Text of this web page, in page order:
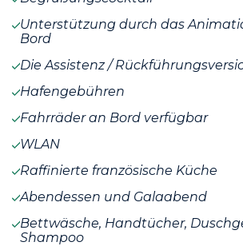
Unterstützung durch das
Bord
Die Assistenz /
Hafengebühren
Fahrräder an Bord verfügbar
WLAN
Raffinierte französische Küche
Abendessen und Galaabend
Bettwäsche, Handtücher,
Shampoo